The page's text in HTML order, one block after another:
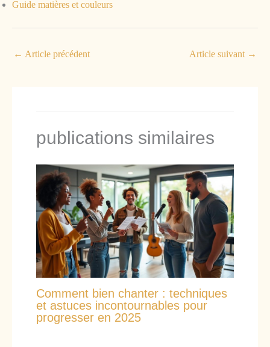
Guide matières et couleurs
← Article précédent Article suivant →
publications similaires
Comment bien chanter : techniques
et astuces incontournables pour
progresser en 2025